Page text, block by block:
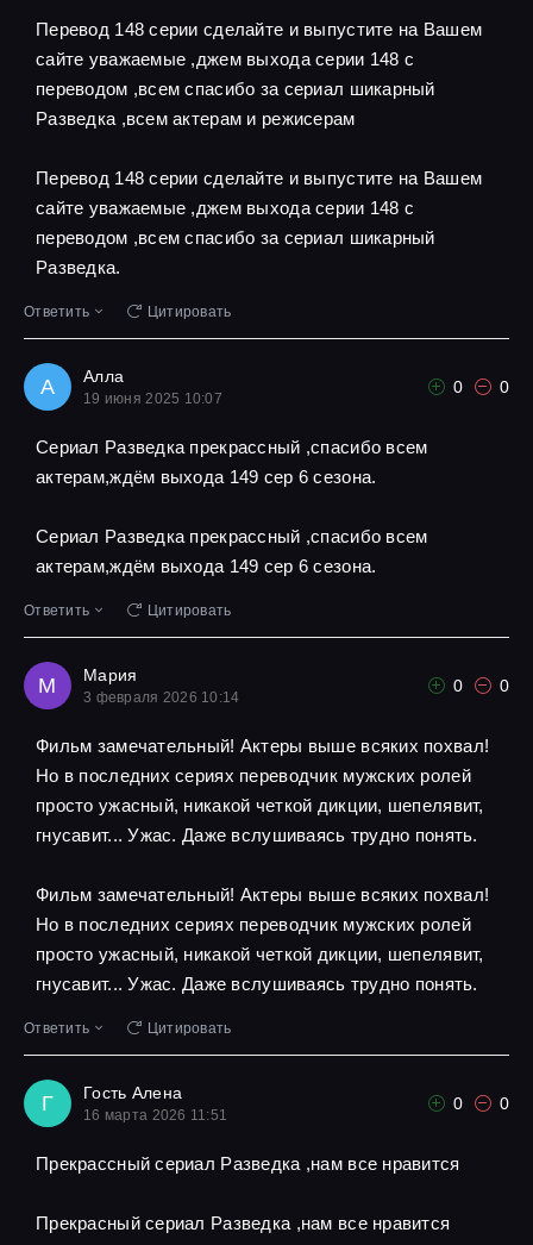
Перевод 148 серии сделайте и выпустите на Вашем
сайте уважаемые ,джем выхода серии 148 с
переводом ,всем спасибо за сериал шикарный
Разведка ,всем актерам и режисерам
Перевод 148 серии сделайте и выпустите на Вашем
сайте уважаемые ,джем выхода серии 148 с
переводом ,всем спасибо за сериал шикарный
Разведка.
Ответить Цитировать
А Алла
19 июня 2025 10:07
0 0
Сериал Разведка прекрассный ,спасибо всем
актерам,ждём выхода 149 сер 6 сезона.
Сериал Разведка прекрассный ,спасибо всем
актерам,ждём выхода 149 сер 6 сезона.
Ответить Цитировать
М Мария
3 февраля 2026 10:14
0 0
Фильм замечательный! Актеры выше всяких похвал!
Но в последних сериях переводчик мужских ролей
просто ужасный, никакой четкой дикции, шепелявит,
гнусавит... Ужас. Даже вслушиваясь трудно понять.
Фильм замечательный! Актеры выше всяких похвал!
Но в последних сериях переводчик мужских ролей
просто ужасный, никакой четкой дикции, шепелявит,
гнусавит... Ужас. Даже вслушиваясь трудно понять.
Ответить Цитировать
Г Гость Алена
16 марта 2026 11:51
0 0
Прекрассный сериал Разведка ,нам все нравится
Прекрасный сериал Разведка ,нам все нравится